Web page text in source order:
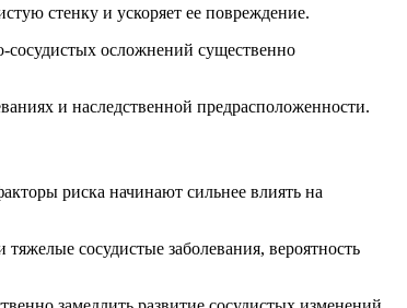
стенку и ускоряет ее повреждение.
сосудистых осложнений существенно
и наследственной предрасположенности.
риска начинают сильнее влиять на
сосудистые заболевания, вероятность